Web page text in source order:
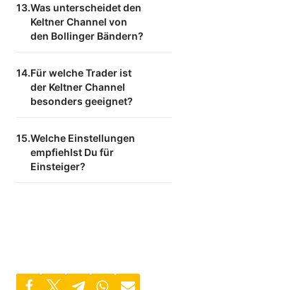
Was unterscheidet den
Keltner Channel von
den Bollinger Bändern?
Für welche Trader ist
der Keltner Channel
besonders geeignet?
Welche Einstellungen
empfiehlst Du für
Einsteiger?